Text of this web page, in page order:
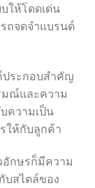
ให้โดดเด่น
ถจดจำแบรนด์
ประกอบสำคัญ
มณ์และความ
ความเป็น
ให้กับลูกค้า
อักษรก็มีความ
บสไตล์ของ